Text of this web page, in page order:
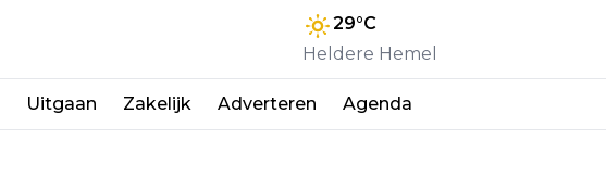
29°C
Heldere Hemel
Uitgaan Zakelijk Adverteren Agenda